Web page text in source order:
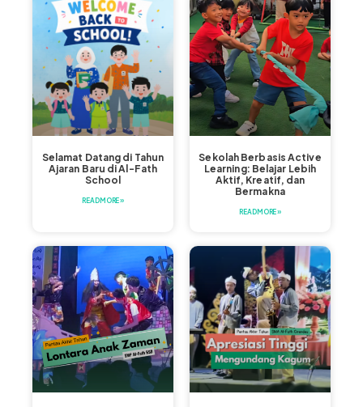
Selamat Datang di Tahun
Ajaran Baru di Al-Fath
School
READ MORE »
Sekolah Berbasis Active
Learning: Belajar Lebih
Aktif, Kreatif, dan
Bermakna
READ MORE »